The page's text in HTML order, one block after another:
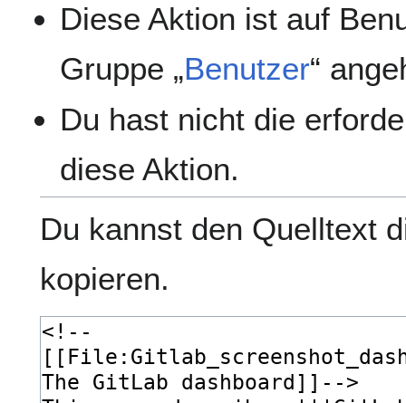
Diese Aktion ist auf
Gruppe „Benutzer“
Du hast nicht die
diese Aktion.
Du kannst den Quelltext
kopieren.